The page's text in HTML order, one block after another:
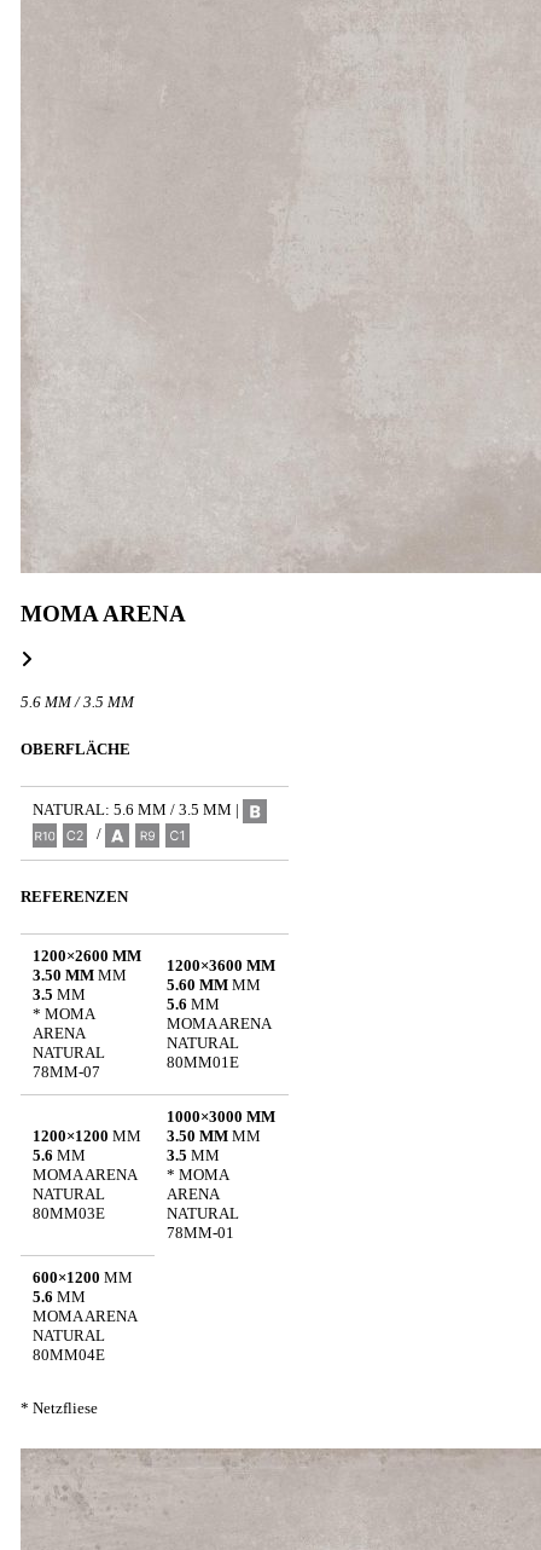
MOMA ARENA
5.6 MM / 3.5 MM
OBERFLÄCHE
NATURAL: 5.6 MM / 3.5 MM |
/
REFERENZEN
1200×2600 MM
3.50 MMMM
3.5 MM
* MOMA
ARENA
NATURAL
78MM-07
1200×3600 MM
5.60 MMMM
5.6 MM
MOMA ARENA
NATURAL
80MM01E
1200×1200 MM
5.6 MM
MOMA ARENA
NATURAL
80MM03E
1000×3000 MM
3.50 MMMM
3.5 MM
* MOMA
ARENA
NATURAL
78MM-01
600×1200 MM
5.6 MM
MOMA ARENA
NATURAL
80MM04E
* Netzfliese